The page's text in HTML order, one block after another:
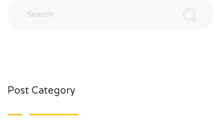
Post Category